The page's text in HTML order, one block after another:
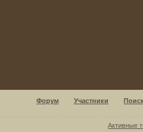
Форум Участники
Активные